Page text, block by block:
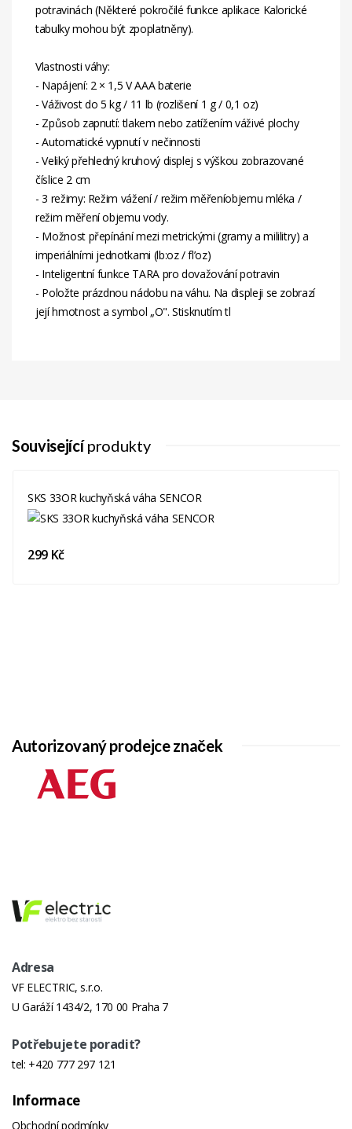
potravinách (Některé pokročilé funkce aplikace Kalorické
tabulky mohou být zpoplatněny).
Vlastnosti váhy:
- Napájení: 2 × 1,5 V AAA baterie
- Váživost do 5 kg / 11 lb (rozlišení 1 g / 0,1 oz)
- Způsob zapnutí: tlakem nebo zatížením váživé plochy
- Automatické vypnutí v nečinnosti
- Veliký přehledný kruhový displej s výškou zobrazované
číslice 2 cm
- 3 režimy: Režim vážení / režim měřeníobjemu mléka /
režim měření objemu vody.
- Možnost přepínání mezi metrickými (gramy a mililitry) a
imperiálními jednotkami (lb:oz / fl’oz)
- Inteligentní funkce TARA pro dovažování potravin
- Položte prázdnou nádobu na váhu. Na displeji se zobrazí
její hmotnost a symbol „O". Stisknutím tl
Související produkty
SKS 33OR kuchyňská váha SENCOR
299 Kč
Autorizovaný prodejce značek
Adresa
VF ELECTRIC, s.r.o.
U Garáží 1434/2, 170 00 Praha 7
Potřebujete poradit?
tel: +420 777 297 121
Informace
Obchodní podmínky